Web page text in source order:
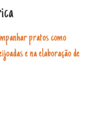
pratos como
e na elaboração de